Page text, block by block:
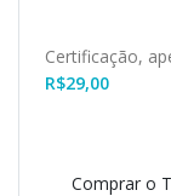
Certificação,
R$29,00
Comprar o